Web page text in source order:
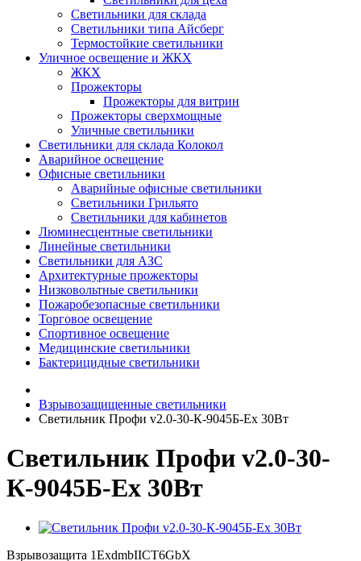
Светильники для склада
Светильники типа Айсберг
Термостойкие светильники
Уличное освещение и ЖКХ
ЖКХ
Прожекторы
Прожекторы для витрин
Прожекторы сверхмощные
Уличные светильники
Светильники для склада Колокол
Аварийное освещение
Офисные светильники
Аварийные офисные светильники
Светильники Грильято
Светильники для кабинетов
Люминесцентные светильники
Линейные светильники
Светильники для АЗС
Архитектурные прожекторы
Низковольтные светильники
Пожаробезопасные светильники
Торговое освещение
Спортивное освещение
Медицинские светильники
Бактерицидные светильники
Взрывозащищенные светильники
Светильник Профи v2.0-30-К-9045Б-Ex 30Вт
Светильник Профи v2.0-30-
К-9045Б-Ex 30Вт
Взрывозащита 1ExdmbIICT6GbX